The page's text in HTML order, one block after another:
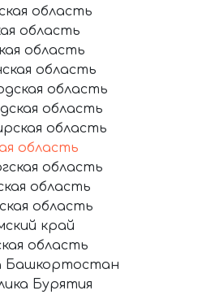
область
область
область
область
область
область
область
область
область
область
область
край
область
Башкортостан
Бурятия